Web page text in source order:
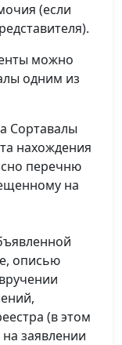
(если
можно
одним из
Сортавалы
нахождения
перечню
на
описью
(в этом
заявлении